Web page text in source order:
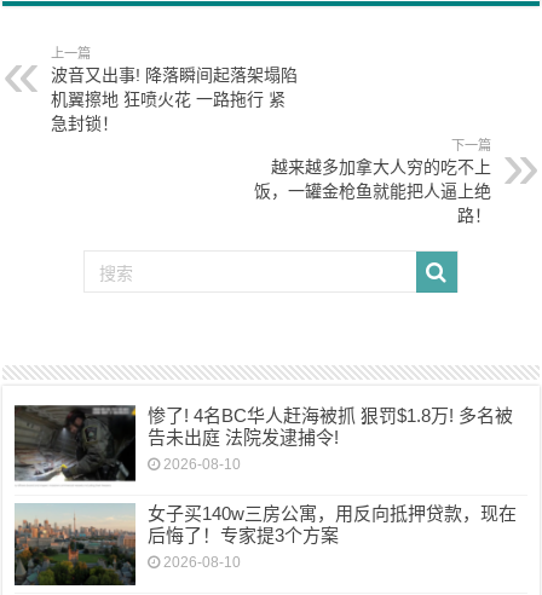
上一篇
波音又出事! 降落瞬间起落架塌陷
机翼擦地 狂喷火花 一路拖行 紧
急封锁！
下一篇
越来越多加拿大人穷的吃不上
饭，一罐金枪鱼就能把人逼上绝
路！
惨了! 4名BC华人赶海被抓 狠罚$1.8万! 多名被
告未出庭 法院发逮捕令!
2026-08-10
女子买140w三房公寓，用反向抵押贷款，现在
后悔了！专家提3个方案
2026-08-10